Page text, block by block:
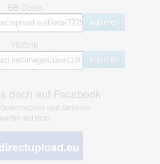
BB Code
kopieren
Hotlink
kopieren
doch auf Facebook
und Aktionen
warten auf dich!